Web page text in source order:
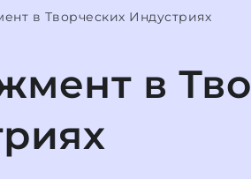
в Творческих Индустриях
в